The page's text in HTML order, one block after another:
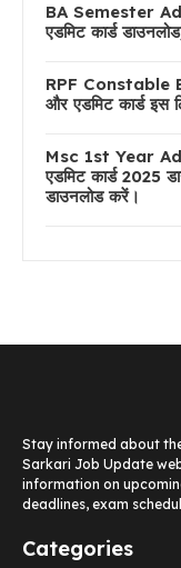
BA Semester
एडमिट कार्ड
RPF Constable
और एडमिट कार्ड
Msc 1st Year
एडमिट कार्ड
डाउनलोड करें।
Stay informed about
Sarkari Job Update
information on
deadlines, exam
Categories